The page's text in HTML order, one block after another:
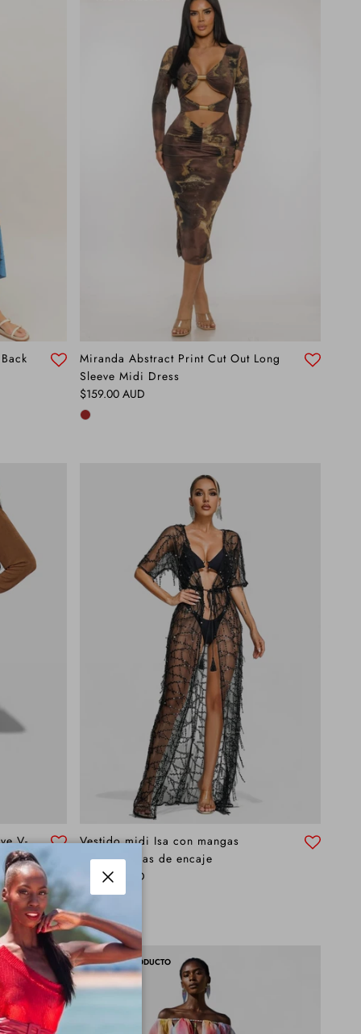
Miranda Abstract Print Cut Out Long
Sleeve Midi Dress
Precio normal
$159.00 AUD
V-
Vestido midi Isa con mangas
acampanadas de encaje
Precio normal
$159.00 AUD
NUEVO PRODUCTO
Cerrar